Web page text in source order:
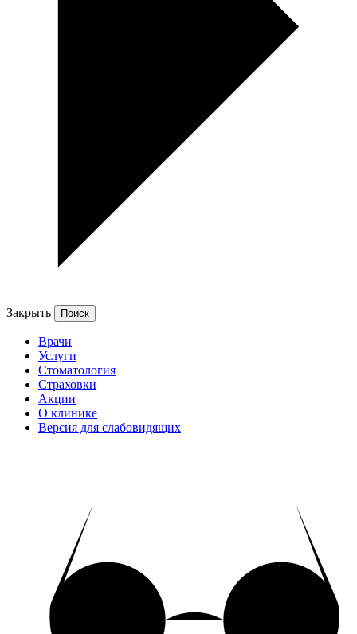
Закрыть
Врачи
Услуги
Стоматология
Страховки
Акции
О клинике
Версия для слабовидящих